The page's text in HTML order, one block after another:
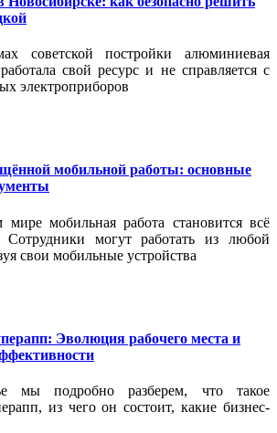
советской постройки алюминиевая
свой ресурс и не справляется с
электроприборов
мобильной работы: основные
мобильная работа становится всё
Сотрудники могут работать из любой
свои мобильные устройства
Эволюция рабочего места и
мы подробно разберем, что такое
из чего он состоит, какие бизнес-